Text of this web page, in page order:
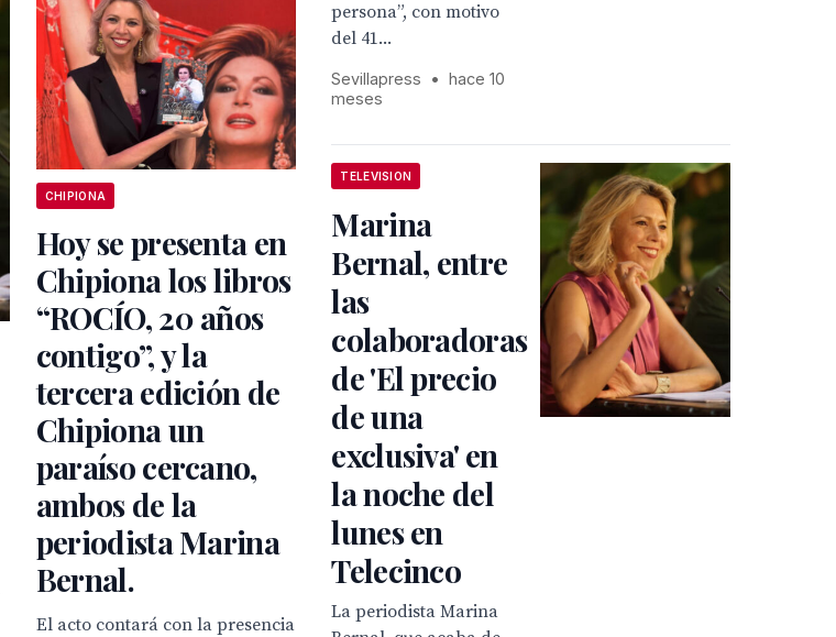
CHIPIONA
Hoy se presenta en
Chipiona los libros
“ROCÍO, 20 años
contigo”, y la
tercera edición de
Chipiona un
paraíso cercano,
ambos de la
periodista Marina
Bernal.
El acto contará con la presencia
persona”, con motivo
del 41...
Sevillapress •
hace 10
meses
TELEVISION
Marina
Bernal, entre
las
colaboradoras
de 'El precio
de una
exclusiva' en
la noche del
lunes en
Telecinco
La periodista Marina